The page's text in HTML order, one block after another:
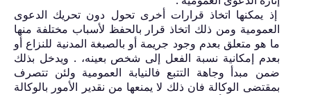
إذ يمكنها اتخاذ قرارات أخرى تحول دون تحريك الدعوى
العمومية ومن ذلك اتخاذ قرار بالحفظ لأسباب مختلفة منها
ما هو متعلق بعدم وجود جريمة أو بالصبغة المدنية للنزاع أو
بعدم إمكانية نسبة الفعل إلى شخص بعينه، . ويدخل بذلك
ضمن مبدأ وجاهة التتبع فالنيابة العمومية ولئن تتصرف
بمقتضى الوكالة فان ذلك لا يمنعها من نقدير الأمور بالوكالة